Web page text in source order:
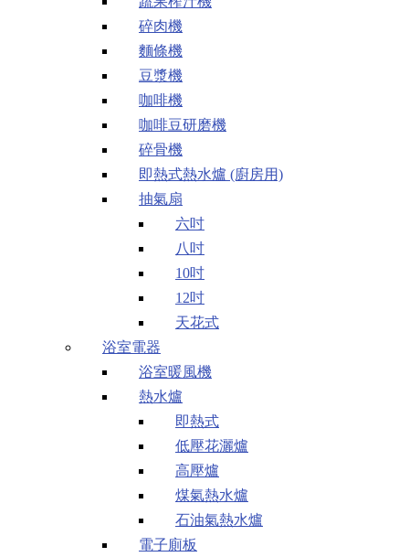
碎肉機
麵條機
豆漿機
咖啡機
咖啡豆研磨機
碎骨機
即熱式熱水爐 (廚房用)
抽氣扇
六吋
八吋
10吋
12吋
天花式
浴室電器
浴室暖風機
熱水爐
即熱式
低壓花灑爐
高壓爐
煤氣熱水爐
石油氣熱水爐
電子廁板